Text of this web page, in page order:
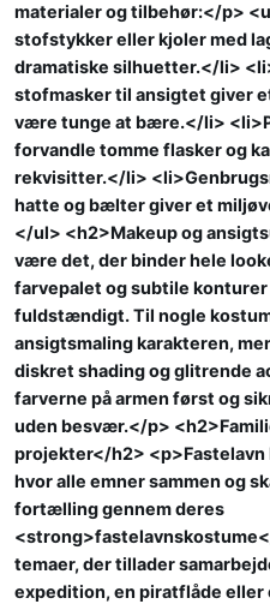
materialer og tilbehør:</p>
stofstykker eller kjoler med
dramatiske silhuetter.</li>
stofmasker til ansigtet giver
være tunge at bære.</li>
forvandle tomme flasker og
rekvisitter.</li>
hatte og bælter giver et
</ul> <h2>Makeup og
være det, der binder hele
farvepalet og subtile
fuldstændigt. Til nogle
ansigtsmaling karakteren,
diskret shading og glitrende
farverne på armen først og
uden besvær.</p>
projekter</h2>
hvor alle emner sammen og
fortælling gennem deres
temaer, der tillader
expedition, en piratflåde